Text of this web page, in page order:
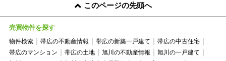
このページの先頭へ
売買物件を探す
物件検索 帯広の不動産情報 帯広の新築一戸建て
帯広の中古住宅
帯広のマンション
帯広の土地 旭川の不動産情報
旭川の一戸建て